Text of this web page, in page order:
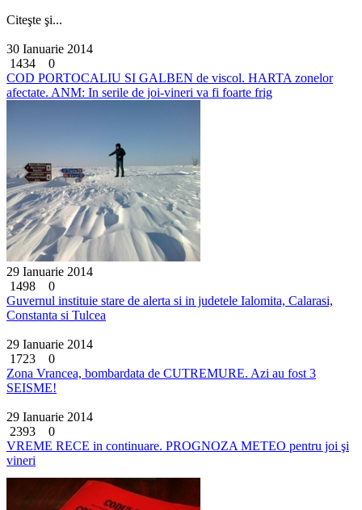
Citeşte şi...
30 Ianuarie 2014
1434
0
COD PORTOCALIU SI GALBEN de viscol. HARTA zonelor
afectate. ANM: In serile de joi-vineri va fi foarte frig
29 Ianuarie 2014
1498
0
Guvernul instituie stare de alerta si in judetele Ialomita, Calarasi,
Constanta si Tulcea
29 Ianuarie 2014
1723
0
Zona Vrancea, bombardata de CUTREMURE. Azi au fost 3
SEISME!
29 Ianuarie 2014
2393
0
VREME RECE in continuare. PROGNOZA METEO pentru joi şi
vineri